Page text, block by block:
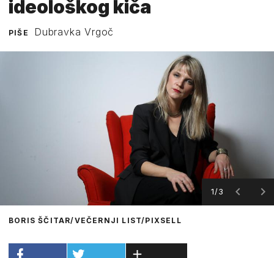
ideološkog kiča
PIŠE Dubravka Vrgoč
1/3
BORIS ŠČITAR/VEČERNJI LIST/PIXSELL